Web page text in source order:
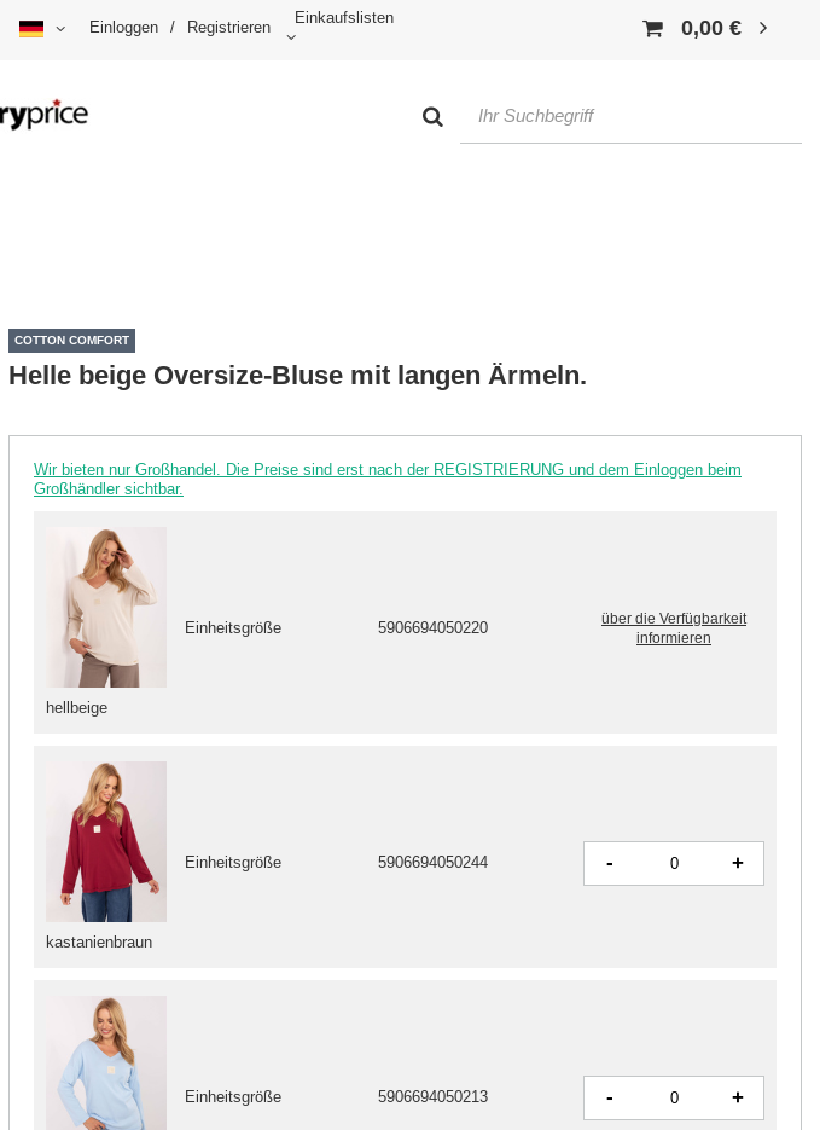
Einloggen / Registrieren
Einkaufslisten 0,00 €
COTTON COMFORT
Helle beige Oversize-Bluse mit langen Ärmeln.
Wir bieten nur Großhandel. Die Preise sind erst nach der REGISTRIERUNG und dem Einloggen beim
Großhändler sichtbar.
kastanienbraun
Einheitsgröße 5906694050244 - +
Einheitsgröße 5906694050213 - +
hellbeige
Einheitsgröße 5906694050220
über die Verfügbarkeit
informieren